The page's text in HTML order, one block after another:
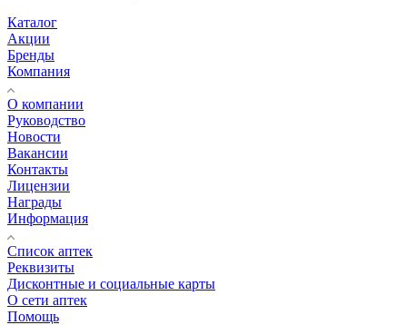
Каталог
Акции
Бренды
Компания
О компании
Руководство
Новости
Вакансии
Контакты
Лицензии
Награды
Информация
Список аптек
Реквизиты
Дисконтные и социальные карты
О сети аптек
Помощь